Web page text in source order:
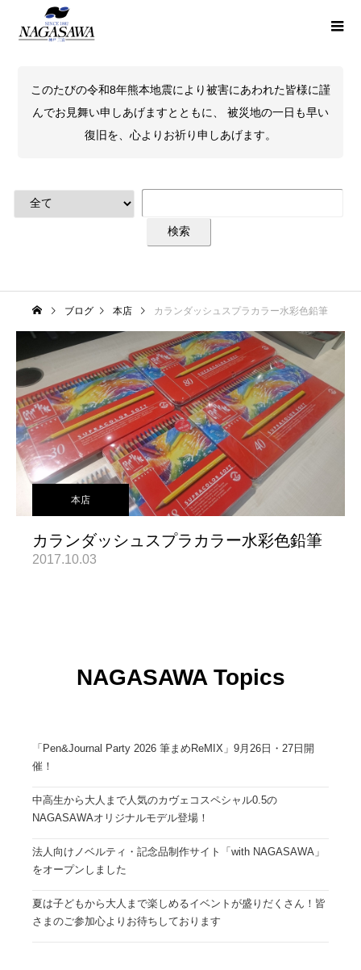
このたびの令和8年熊本地震により被害にあわれた皆様に謹
んでお見舞い申しあげますとともに、 被災地の一日も早い
復旧を、心よりお祈り申しあげます。
ブログ 本店 カランダッシュスプラカラー水彩色鉛筆
本店
カランダッシュスプラカラー水彩色鉛筆
2017.10.03
NAGASAWA Topics
「Pen&Journal Party 2026 筆まめReMIX」9月26日・27日開
催！
中高生から大人まで人気のカヴェコスペシャル0.5の
NAGASAWAオリジナルモデル登場！
法人向けノベルティ・記念品制作サイト「with NAGASAWA」
をオープンしました
夏は子どもから大人まで楽しめるイベントが盛りだくさん！皆
さまのご参加心よりお待ちしております